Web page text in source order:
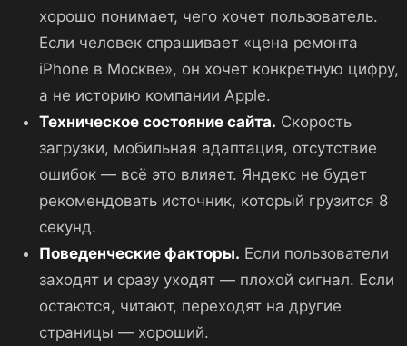
хорошо понимает, чего хочет пользователь.
Если человек спрашивает «цена ремонта
iPhone в Москве», он хочет конкретную цифру,
а не историю компании Apple.
Техническое состояние сайта. Скорость
загрузки, мобильная адаптация, отсутствие
ошибок — всё это влияет. Яндекс не будет
рекомендовать источник, который грузится 8
секунд.
Поведенческие факторы. Если пользователи
заходят и сразу уходят — плохой сигнал. Если
остаются, читают, переходят на другие
страницы — хороший.